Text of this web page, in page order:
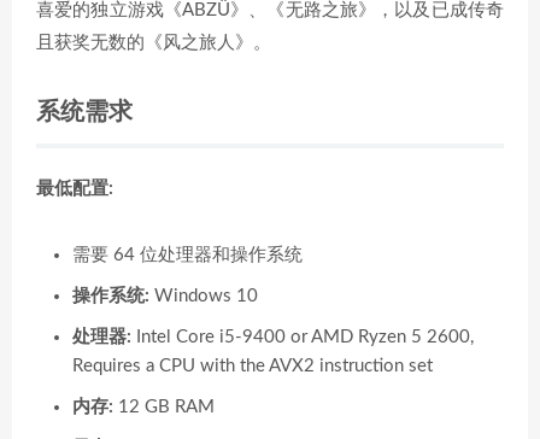
喜爱的独立游戏《ABZÛ》、《无路之旅》，以及已成传奇
且获奖无数的《风之旅人》。
系统需求
最低配置:
需要 64 位处理器和操作系统
操作系统: Windows 10
处理器: Intel Core i5-9400 or AMD Ryzen 5 2600,
Requires a CPU with the AVX2 instruction set
内存: 12 GB RAM